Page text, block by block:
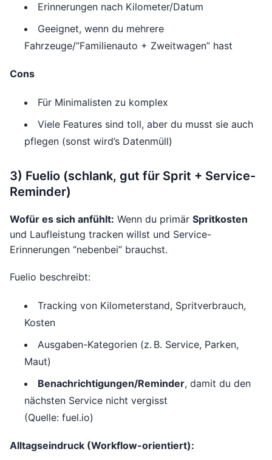
Erinnerungen nach Kilometer/Datum
Geeignet, wenn du mehrere
Fahrzeuge/”Familienauto + Zweitwagen” hast
Cons
Für Minimalisten zu komplex
Viele Features sind toll, aber du musst sie auch
pflegen (sonst wird’s Datenmüll)
3) Fuelio (schlank, gut für Sprit + Service-
Reminder)
Wofür es sich anfühlt: Wenn du primär Spritkosten
und Laufleistung tracken willst und Service-
Erinnerungen “nebenbei” brauchst.
Fuelio beschreibt:
Tracking von Kilometerstand, Spritverbrauch,
Kosten
Ausgaben-Kategorien (z. B. Service, Parken,
Maut)
Benachrichtigungen/Reminder, damit du den
nächsten Service nicht vergisst
(Quelle: fuel.io)
Alltagseindruck (Workflow-orientiert):